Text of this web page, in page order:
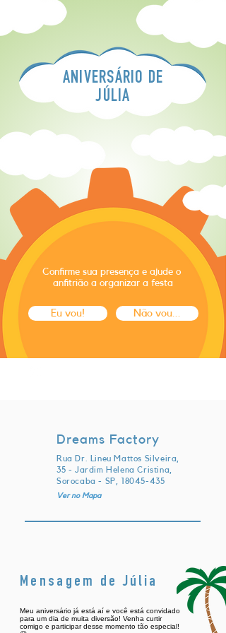
Confirme sua presença e ajude o
anfitrião a organizar a festa
Eu vou! Não vou...
ANIVERSÁRIO DE
JÚLIA
Dreams Factory
Rua Dr. Lineu Mattos Silveira,
35 - Jardim Helena Cristina,
Sorocaba - SP, 18045-435
Ver no Mapa
Mensagem de Júlia
Meu aniversário já está aí e você está convidado
para um dia de muita diversão! Venha curtir
comigo e participar desse momento tão especial!